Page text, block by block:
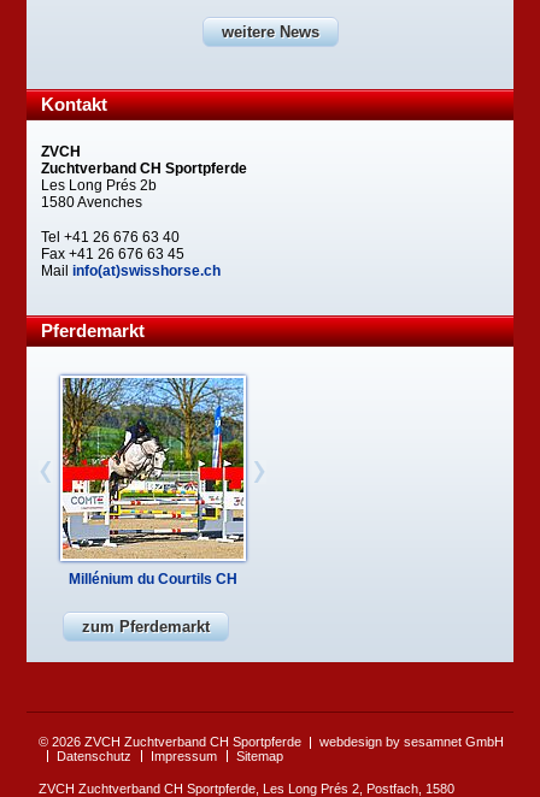
weitere News
Kontakt
ZVCH
Zuchtverband CH Sportpferde
Les Long Prés 2b
1580 Avenches
Tel +41 26 676 63 40
Fax +41 26 676 63 45
Mailinfo(at)swisshorse.ch
Pferdemarkt
Millénium du Courtils CH
zum Pferdemarkt
© 2026 ZVCH Zuchtverband CH Sportpferde
Datenschutz
Impressum Sitemap
webdesign by sesamnet GmbH
ZVCH Zuchtverband CH Sportpferde, Les Long Prés 2, Postfach, 1580